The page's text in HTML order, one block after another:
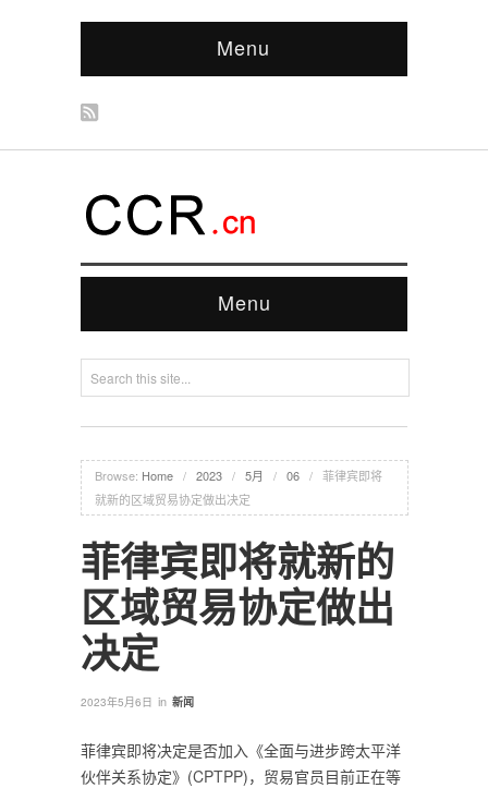
Menu
Menu
Browse: Home / 2023 / 5月 / 06 / 菲律宾即将
就新的区域贸易协定做出决定
菲律宾即将就新的
区域贸易协定做出
决定
2023年5月6日 in 新闻
菲律宾即将决定是否加入《全面与进步跨太平洋
伙伴关系协定》(CPTPP)，贸易官员目前正在等